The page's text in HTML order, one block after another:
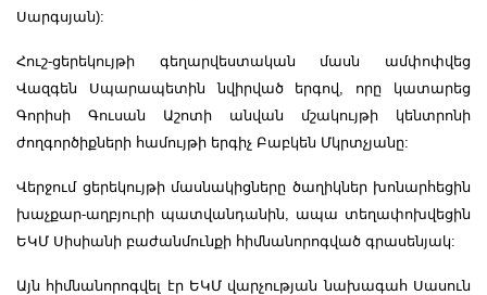
Սարգսյան):
Հուշ-ցերեկույթի գեղարվեստական մասն ամփոփվեց
Վազգեն Սպարապետին նվիրված երգով, որը կատարեց
Գորիսի Գուսան Աշոտի անվան մշակույթի կենտրոնի
ժողգործիքների համույթի երգիչ Բաբկեն Մկրտչյանը:
Վերջում ցերեկույթի մասնակիցները ծաղիկներ խոնարհեցին
խաչքար-աղբյուրի պատվանդանին, ապա տեղափոխվեցին
ԵԿՄ Սիսիանի բաժանմունքի հիմնանորոգված գրասենյակ:
Այն հիմնանորոգվել էր ԵԿՄ վարչության նախագահ Սասուն